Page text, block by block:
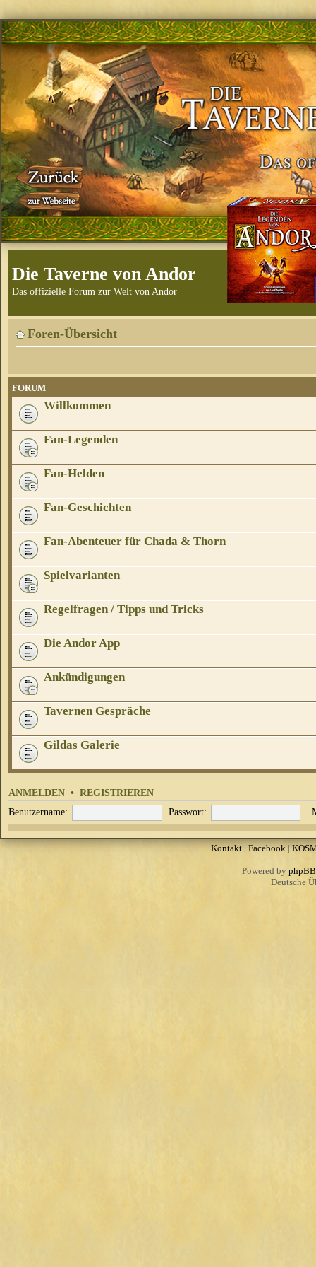
Die Taverne von Andor
Das offizielle Forum zur Welt von Andor
Foren-Übersicht
FORUM
Willkommen
Fan-Legenden
Fan-Helden
Fan-Geschichten
Fan-Abenteuer für Chada & Thorn
Spielvarianten
Regelfragen / Tipps und Tricks
Die Andor App
Ankündigungen
Tavernen Gespräche
Gildas Galerie
ANMELDEN • REGISTRIEREN
Benutzername: Passwort: |
Kontakt| Facebook|
Powered by phpBB
Deutsche